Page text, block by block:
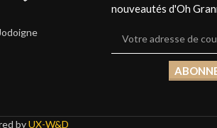
nouveautés d'Oh
byUX-W&D